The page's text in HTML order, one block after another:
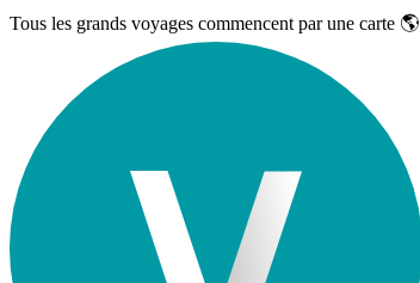
Tous les grands voyages commencent par une carte 🌎